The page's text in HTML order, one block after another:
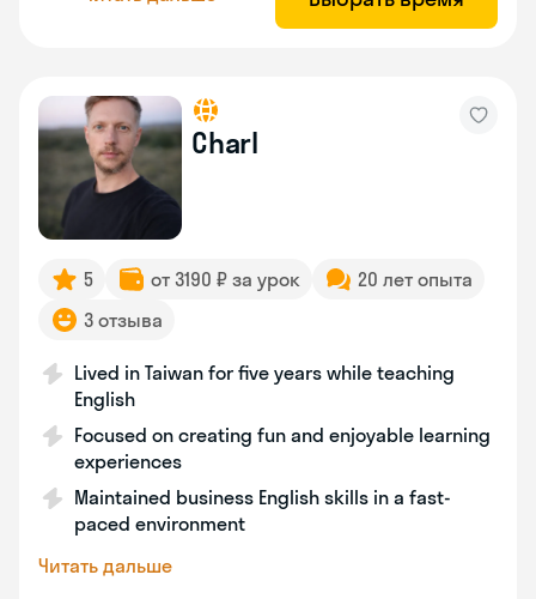
Charl
5 от 3190 ₽ за урок
20 лет опыта
3 отзыва
Lived in Taiwan for five years while teaching
English
Focused on creating fun and enjoyable learning
experiences
Maintained business English skills in a fast-
paced environment
Читать дальше